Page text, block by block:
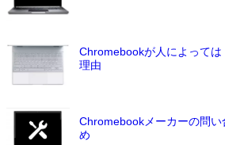
Chromebookが人によって
理由
Chromebookメーカーの問い
め